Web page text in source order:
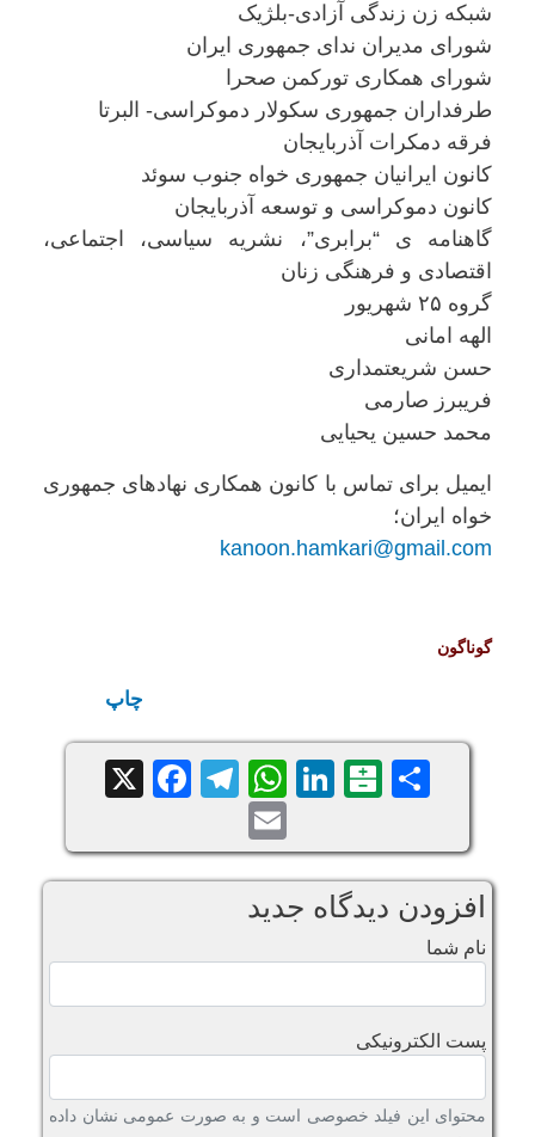
شبکه زن زندگی آزادی-بلژیک
شورای مدیران ندای جمهوری ایران
شورای همکاری تورکمن صحرا
طرفداران جمهوری سکولار دموکراسی- البرتا
فرقه دمکرات آذربایجان
کانون ایرانیان جمهوری خواه جنوب سوئد
کانون دموکراسی و توسعه آذربایجان
گاهنامه ی “برابری”، نشریه سیاسی، اجتماعی،
اقتصادی و فرهنگی زنان
گروه ۲۵ شهریور
الهه امانی
حسن شریعتمداری
فریبرز صارمی
محمد حسین یحیایی
ایمیل برای تماس با کانون همکاری نهادهای جمهوری
خواه ایران؛
kanoon.hamkari@gmail.com
گوناگون
چاپ
Share
Balatarin
LinkedIn
WhatsApp
Telegram
Facebook
X
Email
افزودن دیدگاه جدید
نام شما
پست الکترونیکی
محتوای این فیلد خصوصی است و به صورت عمومی نشان داده